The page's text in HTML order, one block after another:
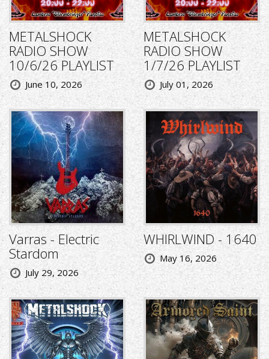
METALSHOCK
RADIO SHOW
10/6/26 PLAYLIST
June 10, 2026
METALSHOCK
RADIO SHOW
1/7/26 PLAYLIST
July 01, 2026
Varras - Electric
Stardom
July 29, 2026
WHIRLWIND - 1640
May 16, 2026